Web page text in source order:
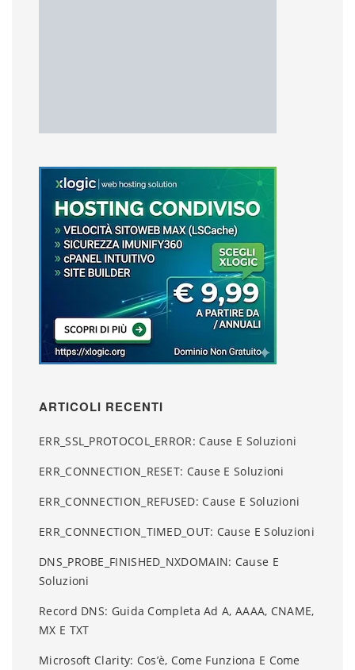
ARTICOLI RECENTI
ERR_SSL_PROTOCOL_ERROR: Cause E Soluzioni
ERR_CONNECTION_RESET: Cause E Soluzioni
ERR_CONNECTION_REFUSED: Cause E Soluzioni
ERR_CONNECTION_TIMED_OUT: Cause E Soluzioni
DNS_PROBE_FINISHED_NXDOMAIN: Cause E
Soluzioni
Record DNS: Guida Completa Ad A, AAAA, CNAME,
MX E TXT
Microsoft Clarity: Cos’è, Come Funziona E Come